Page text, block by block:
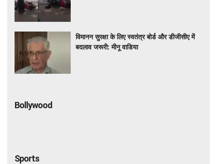
विमानन सुरक्षा के लिए स्वतंत्र बोर्ड और डीजीसीए में
बदलाव जरूरी: मीनू वाडिया
Bollywood
Sports